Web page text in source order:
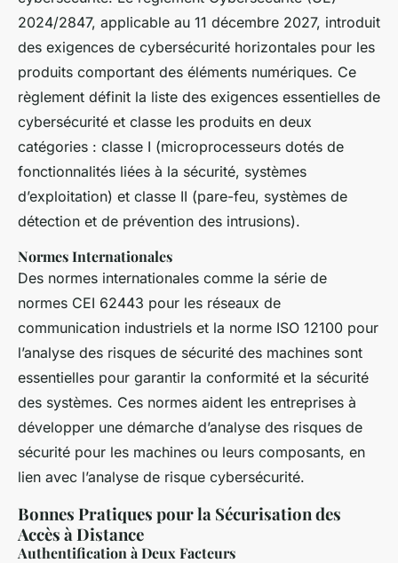
2024/2847, applicable au 11 décembre 2027, introduit
des exigences de cybersécurité horizontales pour les
produits comportant des éléments numériques. Ce
règlement définit la liste des exigences essentielles de
cybersécurité et classe les produits en deux
catégories : classe I (microprocesseurs dotés de
fonctionnalités liées à la sécurité, systèmes
d’exploitation) et classe II (pare-feu, systèmes de
détection et de prévention des intrusions).
Normes Internationales
Des normes internationales comme la série de
normes CEI 62443 pour les réseaux de
communication industriels et la norme ISO 12100 pour
l’analyse des risques de sécurité des machines sont
essentielles pour garantir la conformité et la sécurité
des systèmes. Ces normes aident les entreprises à
développer une démarche d’analyse des risques de
sécurité pour les machines ou leurs composants, en
lien avec l’analyse de risque cybersécurité.
Bonnes Pratiques pour la Sécurisation des
Accès à Distance
Authentification à Deux Facteurs